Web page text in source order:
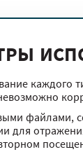
в ТРЦ
файлами,
для